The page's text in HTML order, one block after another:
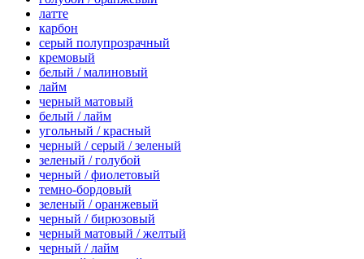
латте
карбон
серый полупрозрачный
кремовый
белый / малиновый
лайм
черный матовый
белый / лайм
угольный / красный
черный / серый / зеленый
зеленый / голубой
черный / фиолетовый
темно-бордовый
зеленый / оранжевый
черный / бирюзовый
черный матовый / желтый
черный / лайм